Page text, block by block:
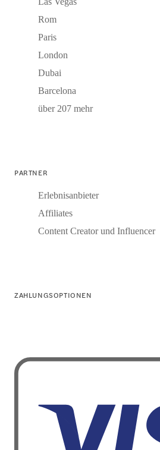
Rom
Paris
London
Dubai
Barcelona
über 207 mehr
PARTNER
Erlebnisanbieter
Affiliates
Content Creator und Influencer
ZAHLUNGSOPTIONEN